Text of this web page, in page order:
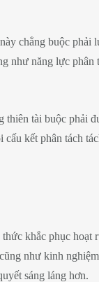
chẳng buộc phải
như năng lực phân
tài buộc phải
kết phân tách
khắc phục
như kinh
sáng láng hơn.